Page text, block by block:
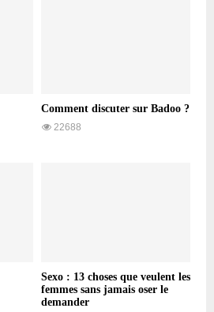
Comment discuter sur Badoo ?
22688
Sexo : 13 choses que veulent les
femmes sans jamais oser le
demander